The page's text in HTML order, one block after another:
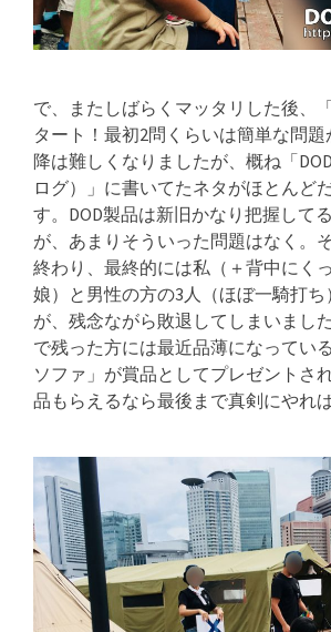
で、またしばらくマッタリした後、
タート！最初2問くらいは簡単な問
降は難しくなりましたが、概ね「
ログ）」に書いてたネタがほとんど
す。DOD製品は新旧かなり把握して
が、あまりそういった問題はなく。
終わり、最終的には私（＋背中にく
娘）と男性の方の3人（ほぼ一騎打ち
が、残念ながら敗退してしまいまし
で残った方には最近品薄になってい
ソファ」が賞品としてプレゼントさ
品もらえるなら最後まで真剣にやれ